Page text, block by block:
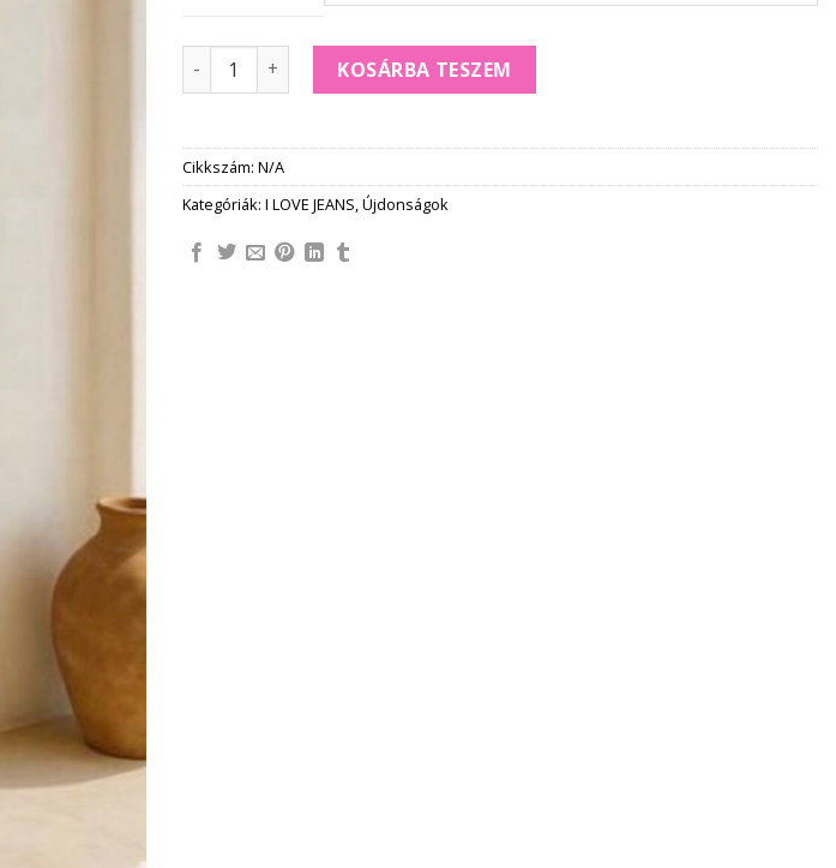
MARCELLA WIDE LEG 3/4 rugalmas FARMERNADRÁG mennyiség
KOSÁRBA TESZEM
Cikkszám: N/A
Kategóriák: I LOVE JEANS Újdonságok